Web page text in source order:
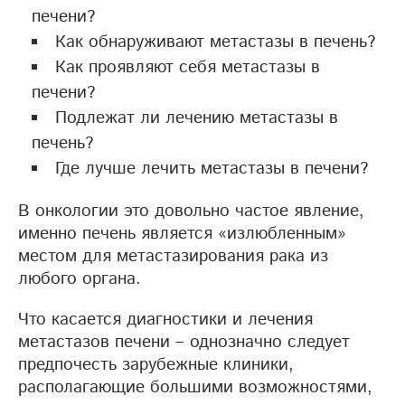
печени?
Как обнаруживают метастазы в печень?
Как проявляют себя метастазы в
печени?
Подлежат ли лечению метастазы в
печень?
Где лучше лечить метастазы в печени?
В онкологии это довольно частое явление,
именно печень является «излюбленным»
местом для метастазирования рака из
любого органа.
Что касается диагностики и лечения
метастазов печени – однозначно следует
предпочесть зарубежные клиники,
располагающие большими возможностями,